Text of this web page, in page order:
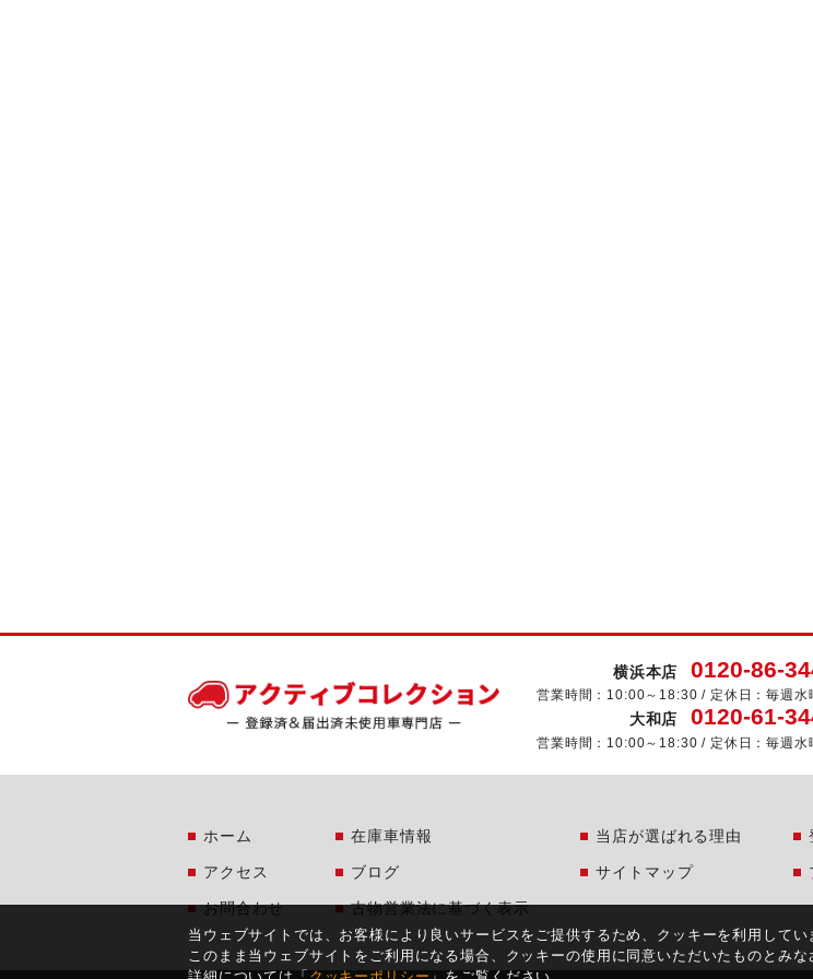
横浜本店 0120-86-
営業時間：10:00～18:30 / 定休日：毎週水
大和店 0120-61-
営業時間：10:00～18:30 / 定休日：毎週水
ホーム
アクセス
お問合わせ
在庫車情報
ブログ
古物営業法に基づく表示
当店が選ばれる理由
サイトマップ
当ウェブサイトでは、お客様により良いサービスをご提供するため、クッキーを利用してい
このまま当ウェブサイトをご利用になる場合、クッキーの使用に同意いただいたものとみな